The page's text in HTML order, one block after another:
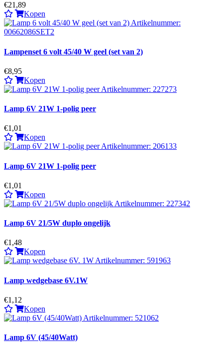
€21,89
Kopen
Lampenset 6 volt 45/40 W geel (set van 2)
€8,95
Kopen
Lamp 6V 21W 1-polig peer
€1,01
Kopen
Lamp 6V 21W 1-polig peer
€1,01
Kopen
Lamp 6V 21/5W duplo ongelijk
€1,48
Kopen
Lamp wedgebase 6V.1W
€1,12
Kopen
Lamp 6V (45/40Watt)